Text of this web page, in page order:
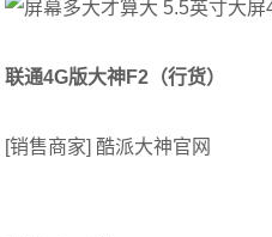
联通4G版大神F2（行货）
[销售商家] 酷派大神官网